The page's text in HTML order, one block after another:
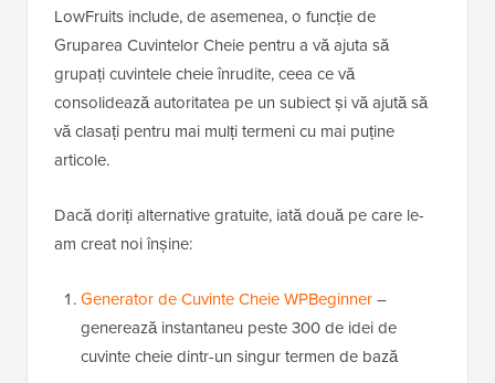
LowFruits include, de asemenea, o funcție de
Gruparea Cuvintelor Cheie pentru a vă ajuta să
grupați cuvintele cheie înrudite, ceea ce vă
consolidează autoritatea pe un subiect și vă ajută să
vă clasați pentru mai mulți termeni cu mai puține
articole.
Dacă doriți alternative gratuite, iată două pe care le-
am creat noi înșine:
Generator de Cuvinte Cheie WPBeginner–
generează instantaneu peste 300 de idei de
cuvinte cheie dintr-un singur termen de bază